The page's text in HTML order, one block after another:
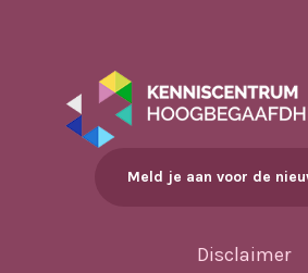
Meld je aan voor de
Disclaimer